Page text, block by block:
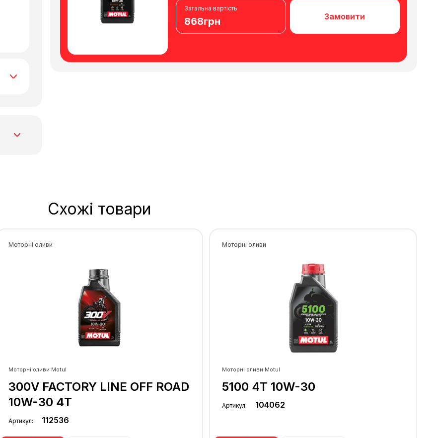
Загальна вартість
868грн Замовити
Схожі товари
Моторні оливи
Моторні оливи Motul
300V FACTORY LINE OFF ROAD
10W-30 4T
Артикул: 112536
Моторні оливи
Моторні оливи Motul
5100 4T 10W-30
Артикул: 104062